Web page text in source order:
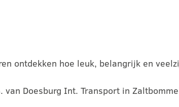
ontdekken hoe leuk, belangrijk en
van Doesburg Int. Transport in